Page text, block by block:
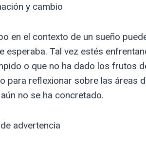
y cambio
en el contexto de un sueño
esperaba. Tal vez estés
o que no ha dado los frutos
para reflexionar sobre las áreas
no se ha concretado.
advertencia